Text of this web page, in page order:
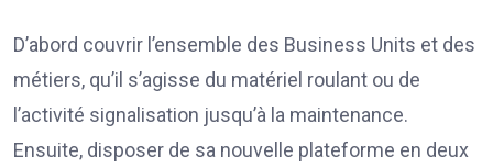
D’abord couvrir l’ensemble des Business Units et des
métiers, qu’il s’agisse du matériel roulant ou de
l’activité signalisation jusqu’à la maintenance.
Ensuite, disposer de sa nouvelle plateforme en deux